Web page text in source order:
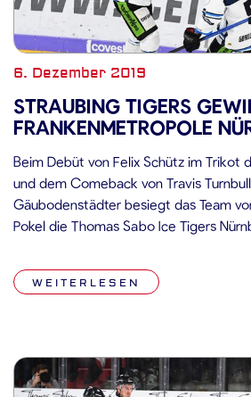
6. Dezember 2019
STRAUBING TIGERS
FRANKENMETROPOLE
Beim Debüt von Felix Schütz im Trikot
und dem Comeback von Travis
Gäubodenstädter besiegt das Team
Pokel die Thomas Sabo Ice Tigers
sich entscheiden wollten. Die Gäste
WEITERLESEN